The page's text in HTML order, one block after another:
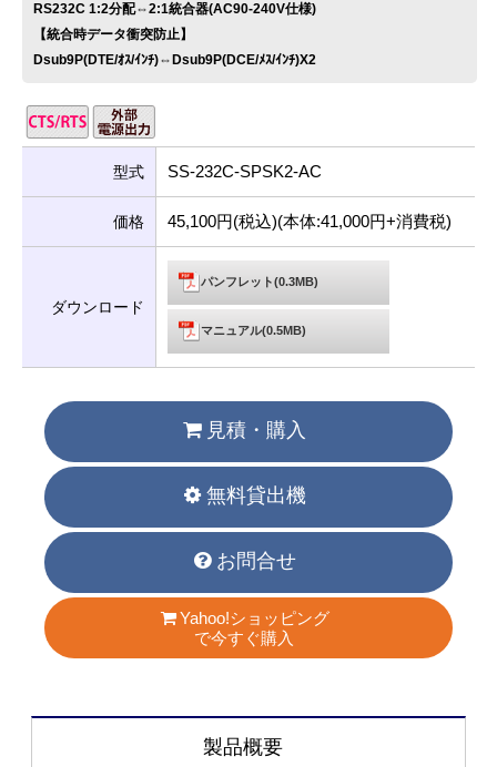
RS232C 1:2分配⇔2:1統合器(AC90-240V仕様)
【統合時データ衝突防止】
Dsub9P(DTE/ｵｽ/ｲﾝﾁ)⇔Dsub9P(DCE/ﾒｽ/ｲﾝﾁ)X2
型式 SS-232C-SPSK2-AC
価格 45,100円(税込)(本体:41,000円+消費税)
ダウンロード
パンフレット(0.3MB)
マニュアル(0.5MB)
見積・購入
無料貸出機
お問合せ
Yahoo!ショッピング
で今すぐ購入
製品概要